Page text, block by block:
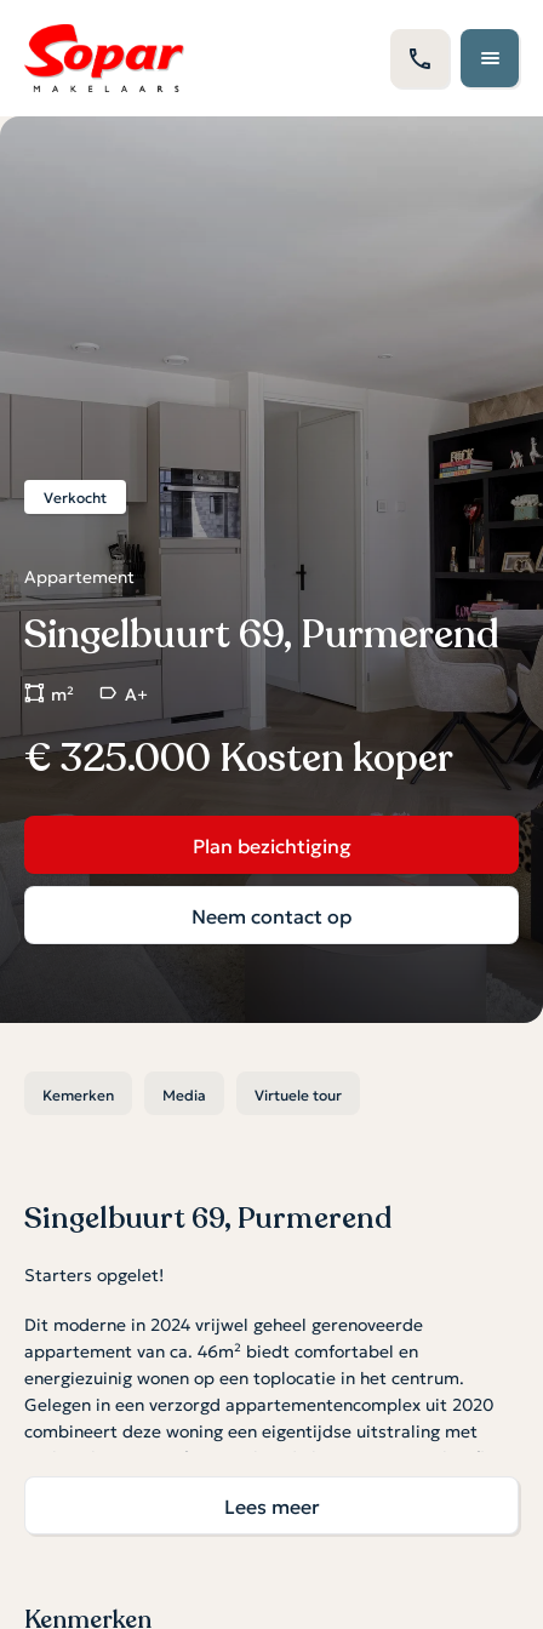
Verkocht
Appartement
Singelbuurt 69, Purmerend
m² A+
€ 325.000 Kosten koper
Plan bezichtiging
Neem contact op
Kemerken Media Virtuele tour
Singelbuurt 69, Purmerend
Starters opgelet!
Dit moderne in 2024 vrijwel geheel gerenoveerde
appartement van ca. 46m² biedt comfortabel en
energiezuinig wonen op een toplocatie in het centrum.
Gelegen in een verzorgd appartementencomplex uit 2020
combineert deze woning een eigentijdse uitstraling met
praktisch wooncomfort. Dankzij de ligging in een galerijflat
geniet je van een nette woonomgeving midden in alle
levendigheid van de stad.
comfortabele slaapkamer. De woning is strak afgewerkt
Lees meer
Kenmerken